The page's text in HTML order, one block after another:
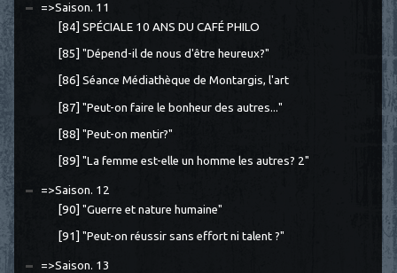
=>Saison. 11
[84] SPÉCIALE 10 ANS DU CAFÉ PHILO
[85] "Dépend-il de nous d'être heureux?"
[86] Séance Médiathèque de Montargis, l'art
[87] "Peut-on faire le bonheur des autres..."
[88] "Peut-on mentir?"
[89] "La femme est-elle un homme les autres? 2"
=>Saison. 12
[90] "Guerre et nature humaine"
[91] "Peut-on réussir sans effort ni talent ?"
=>Saison. 13